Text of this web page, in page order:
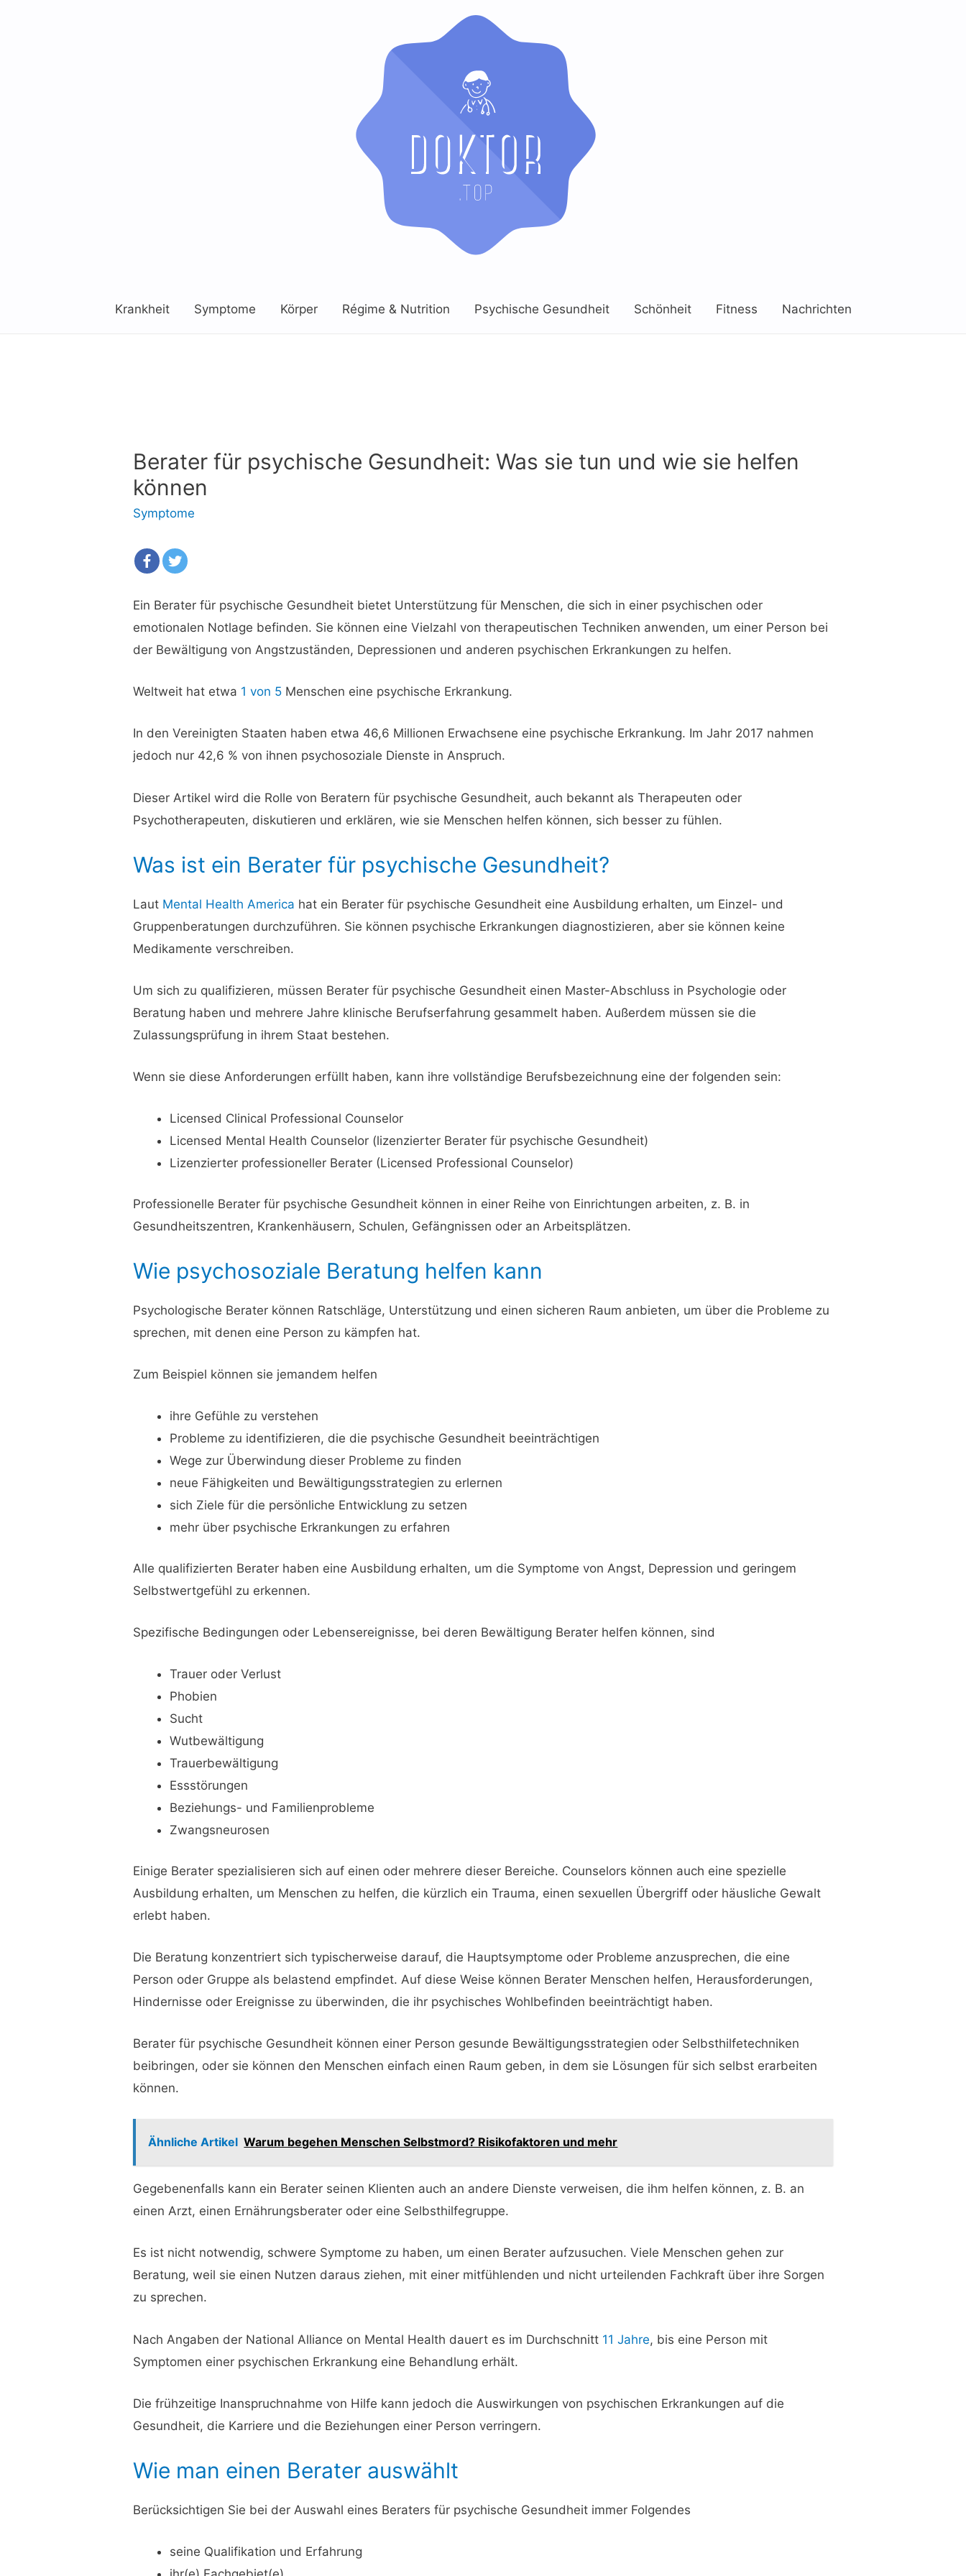
Krankheit Symptome Körper Régime & Nutrition Psychische Gesundheit Schönheit Fitness Nachrichten
Berater für psychische Gesundheit: Was sie tun und wie sie helfen
können
Symptome
Ein Berater für psychische Gesundheit bietet Unterstützung für Menschen, die sich in einer psychischen oder
emotionalen Notlage befinden. Sie können eine Vielzahl von therapeutischen Techniken anwenden, um einer Person bei
der Bewältigung von Angstzuständen, Depressionen und anderen psychischen Erkrankungen zu helfen.
Weltweit hat etwa 1 von 5 Menschen eine psychische Erkrankung.
In den Vereinigten Staaten haben etwa 46,6 Millionen Erwachsene eine psychische Erkrankung. Im Jahr 2017 nahmen
jedoch nur 42,6 % von ihnen psychosoziale Dienste in Anspruch.
Dieser Artikel wird die Rolle von Beratern für psychische Gesundheit, auch bekannt als Therapeuten oder
Psychotherapeuten, diskutieren und erklären, wie sie Menschen helfen können, sich besser zu fühlen.
Was ist ein Berater für psychische Gesundheit?
Laut Mental Health America hat ein Berater für psychische Gesundheit eine Ausbildung erhalten, um Einzel- und
Gruppenberatungen durchzuführen. Sie können psychische Erkrankungen diagnostizieren, aber sie können keine
Medikamente verschreiben.
Um sich zu qualifizieren, müssen Berater für psychische Gesundheit einen Master-Abschluss in Psychologie oder
Beratung haben und mehrere Jahre klinische Berufserfahrung gesammelt haben. Außerdem müssen sie die
Zulassungsprüfung in ihrem Staat bestehen.
Wenn sie diese Anforderungen erfüllt haben, kann ihre vollständige Berufsbezeichnung eine der folgenden sein:
Licensed Clinical Professional Counselor
Licensed Mental Health Counselor (lizenzierter Berater für psychische Gesundheit)
Lizenzierter professioneller Berater (Licensed Professional Counselor)
Professionelle Berater für psychische Gesundheit können in einer Reihe von Einrichtungen arbeiten, z. B. in
Gesundheitszentren, Krankenhäusern, Schulen, Gefängnissen oder an Arbeitsplätzen.
Wie psychosoziale Beratung helfen kann
Psychologische Berater können Ratschläge, Unterstützung und einen sicheren Raum anbieten, um über die Probleme zu
sprechen, mit denen eine Person zu kämpfen hat.
Zum Beispiel können sie jemandem helfen
ihre Gefühle zu verstehen
Probleme zu identifizieren, die die psychische Gesundheit beeinträchtigen
Wege zur Überwindung dieser Probleme zu finden
neue Fähigkeiten und Bewältigungsstrategien zu erlernen
sich Ziele für die persönliche Entwicklung zu setzen
mehr über psychische Erkrankungen zu erfahren
Alle qualifizierten Berater haben eine Ausbildung erhalten, um die Symptome von Angst, Depression und geringem
Selbstwertgefühl zu erkennen.
Spezifische Bedingungen oder Lebensereignisse, bei deren Bewältigung Berater helfen können, sind
Trauer oder Verlust
Phobien
Sucht
Wutbewältigung
Trauerbewältigung
Essstörungen
Beziehungs- und Familienprobleme
Zwangsneurosen
Einige Berater spezialisieren sich auf einen oder mehrere dieser Bereiche. Counselors können auch eine spezielle
Ausbildung erhalten, um Menschen zu helfen, die kürzlich ein Trauma, einen sexuellen Übergriff oder häusliche Gewalt
erlebt haben.
Die Beratung konzentriert sich typischerweise darauf, die Hauptsymptome oder Probleme anzusprechen, die eine
Person oder Gruppe als belastend empfindet. Auf diese Weise können Berater Menschen helfen, Herausforderungen,
Hindernisse oder Ereignisse zu überwinden, die ihr psychisches Wohlbefinden beeinträchtigt haben.
Berater für psychische Gesundheit können einer Person gesunde Bewältigungsstrategien oder Selbsthilfetechniken
beibringen, oder sie können den Menschen einfach einen Raum geben, in dem sie Lösungen für sich selbst erarbeiten
können.
Ähnliche Artikel Warum begehen Menschen Selbstmord? Risikofaktoren und mehr
Gegebenenfalls kann ein Berater seinen Klienten auch an andere Dienste verweisen, die ihm helfen können, z. B. an
einen Arzt, einen Ernährungsberater oder eine Selbsthilfegruppe.
Es ist nicht notwendig, schwere Symptome zu haben, um einen Berater aufzusuchen. Viele Menschen gehen zur
Beratung, weil sie einen Nutzen daraus ziehen, mit einer mitfühlenden und nicht urteilenden Fachkraft über ihre Sorgen
zu sprechen.
Nach Angaben der National Alliance on Mental Health dauert es im Durchschnitt 11 Jahre, bis eine Person mit
Symptomen einer psychischen Erkrankung eine Behandlung erhält.
Die frühzeitige Inanspruchnahme von Hilfe kann jedoch die Auswirkungen von psychischen Erkrankungen auf die
Gesundheit, die Karriere und die Beziehungen einer Person verringern.
Wie man einen Berater auswählt
Berücksichtigen Sie bei der Auswahl eines Beraters für psychische Gesundheit immer Folgendes
seine Qualifikation und Erfahrung